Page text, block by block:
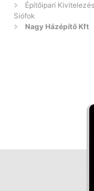
Építőipari
Siófok
Nagy Házépítő Kft